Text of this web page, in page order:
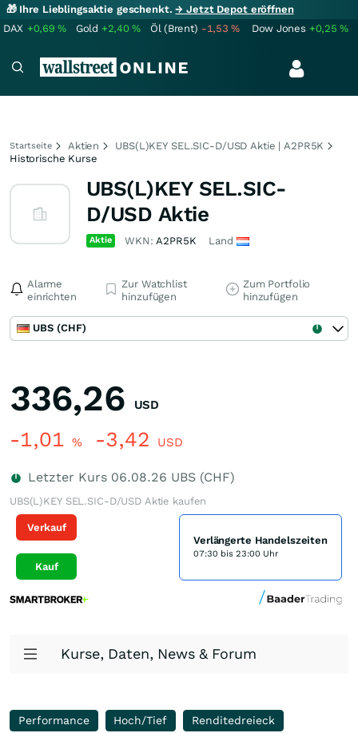
🎁 Ihre Lieblingsaktie geschenkt.→ Jetzt Depot eröffnen
DAX +0,69% Gold +2,40% Öl (Brent) -1,53% Dow Jones +0,25%
Startseite Aktien
UBS(L)KEY SEL.SIC-D/USD Aktie | A2PR5K
Historische Kurse
UBS(L)KEY SEL.SIC-
D/USD Aktie
Aktie WKN:A2PR5K Land
Alarme
einrichten
Zur Watchlist
hinzufügen
Zum Portfolio
hinzufügen
UBS (CHF)
336,26 USD
-1,01 % -3,42 USD
Letzter Kurs 06.08.26 UBS (CHF)
UBS(L)KEY SEL.SIC-D/USD Aktie kaufen
Verkauf
Kauf
Verlängerte Handelszeiten
07:30 bis 23:00 Uhr
Kurse, Daten, News & Forum
Performance Hoch/Tief
Renditedreieck